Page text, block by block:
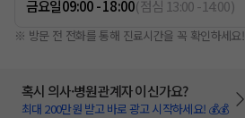
금요일09:00 - 18:00(점심 13:00-14:00)
※ 방문 전 전화를 통해 진료시간을 꼭 확인하세요!
혹시 의사·병원관계자 이신가요?
최대 200만원 받고 바로 광고 시작하세요! 💰💰